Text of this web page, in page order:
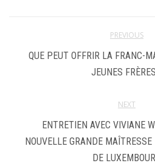
PREVIOUS
QUE PEUT OFFRIR LA FRANC-
JEUNES
NEXT
ENTRETIEN AVEC VIVIANE
NOUVELLE GRANDE
DE